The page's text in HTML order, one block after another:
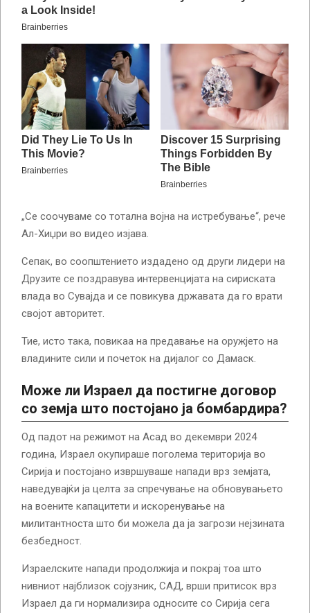
„Се соочуваме со тотална војна на истребување“, рече
Ал-Хиџри во видео изјава.
Сепак, во соопштението издадено од други лидери на
Друзите се поздравува интервенцијата на сириската
влада во Сувајда и се повикува државата да го врати
својот авторитет.
Тие, исто така, повикаа на предавање на оружјето на
владините сили и почеток на дијалог со Дамаск.
Може ли Израел да постигне договор
со земја што постојано ја бомбардира?
Од падот на режимот на Асад во декември 2024
година, Израел окупираше поголема територија во
Сирија и постојано извршуваше напади врз земјата,
наведувајќи ја целта за спречување на обновувањето
на воените капацитети и искоренување на
милитантноста што би можела да ја загрози нејзината
безбедност.
Израелските напади продолжија и покрај тоа што
нивниот најблизок сојузник, САД, врши притисок врз
Израел да ги нормализира односите со Сирија сега